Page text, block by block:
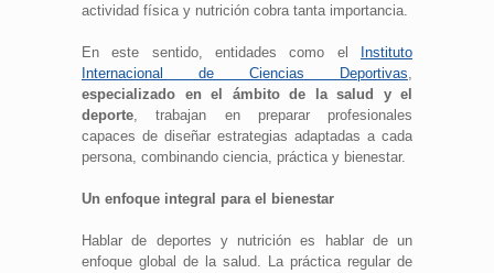
actividad física y nutrición cobra tanta importancia.
En este sentido, entidades como el
Instituto
Internacional de Ciencias Deportivas,
especializado en el ámbito de la salud y el
deporte, trabajan en preparar profesionales
capaces de diseñar estrategias adaptadas a cada
persona, combinando ciencia, práctica y bienestar.
Un enfoque integral para el bienestar
Hablar de deportes y nutrición es hablar de un
enfoque global de la salud. La práctica regular de